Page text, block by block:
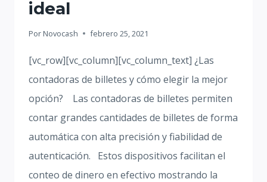
ideal
Por Novocash febrero 25, 2021
[vc_row][vc_column][vc_column_text] ¿Las
contadoras de billetes y cómo elegir la mejor
opción? Las contadoras de billetes permiten
contar grandes cantidades de billetes de forma
automática con alta precisión y fiabilidad de
autenticación. Estos dispositivos facilitan el
conteo de dinero en efectivo mostrando la